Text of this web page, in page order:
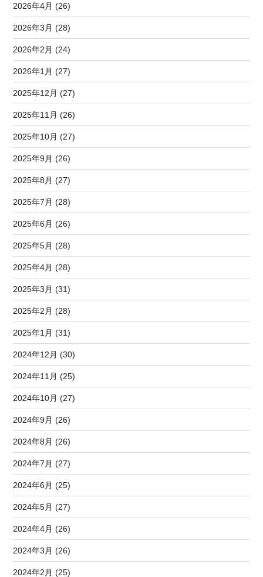
2026年4月 (26)
2026年3月 (28)
2026年2月 (24)
2026年1月 (27)
2025年12月 (27)
2025年11月 (26)
2025年10月 (27)
2025年9月 (26)
2025年8月 (27)
2025年7月 (28)
2025年6月 (26)
2025年5月 (28)
2025年4月 (28)
2025年3月 (31)
2025年2月 (28)
2025年1月 (31)
2024年12月 (30)
2024年11月 (25)
2024年10月 (27)
2024年9月 (26)
2024年8月 (26)
2024年7月 (27)
2024年6月 (25)
2024年5月 (27)
2024年4月 (26)
2024年3月 (26)
2024年2月 (25)